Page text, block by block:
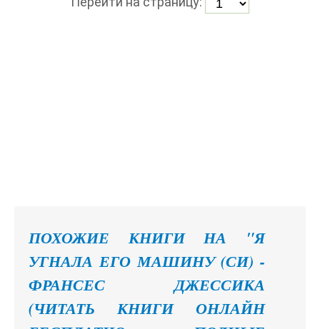
ПОХОЖИЕ КНИГИ НА "Я
УГНАЛА ЕГО МАШИНУ (СИ) -
ФРАНСЕС ДЖЕССИКА
(ЧИТАТЬ КНИГИ ОНЛАЙН